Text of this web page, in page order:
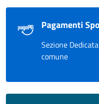
Pagamenti
Sezione
comune